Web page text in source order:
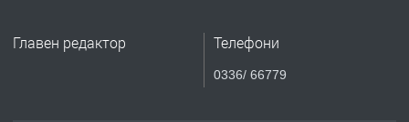
Главен редактор Телефони
0336/ 66779